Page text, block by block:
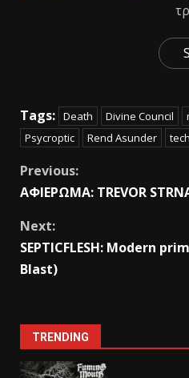
Tags: Death Divine Council
Psycroptic
Rend Asunder tech
Previous:
ΑΦΙΕΡΩΜΑ: TREVOR
Next:
SEPTICFLESH: Modern
Blast)
TRENDING